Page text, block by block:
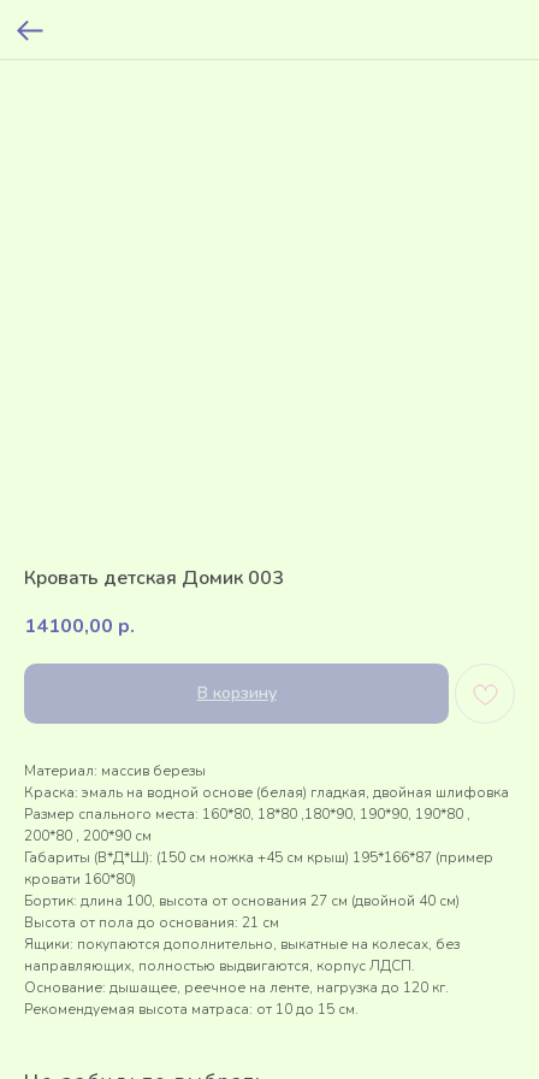
Кровать детская Домик 003
14100,00 р.
В корзину
Материал: массив березы
Краска: эмаль на водной основе (белая) гладкая, двойная шлифовка
Размер спального места: 160*80, 18*80 ,180*90, 190*90, 190*80 ,
200*80 , 200*90 см
Габариты (В*Д*Ш): (150 см ножка +45 см крыш) 195*166*87 (пример
кровати 160*80)
Бортик: длина 100, высота от основания 27 см (двойной 40 см)
Высота от пола до основания: 21 см
Ящики: покупаются дополнительно, выкатные на колесах, без
направляющих, полностью выдвигаются, корпус ЛДСП.
Основание: дышащее, реечное на ленте, нагрузка до 120 кг.
Рекомендуемая высота матраса: от 10 до 15 см.